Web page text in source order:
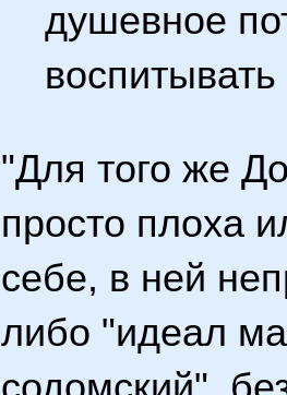
душевное
"Для того же
просто плоха
себе, в ней
либо "идеал